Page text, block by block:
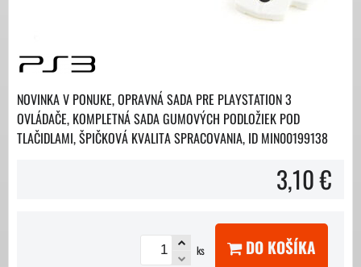
NOVINKA V PONUKE, OPRAVNÁ SADA PRE PLAYSTATION 3
OVLÁDAČE, KOMPLETNÁ SADA GUMOVÝCH PODLOŽIEK POD
TLAČIDLAMI, ŠPIČKOVÁ KVALITA SPRACOVANIA, ID MIN00199138
3,10 €
ks DO KOŠÍKA